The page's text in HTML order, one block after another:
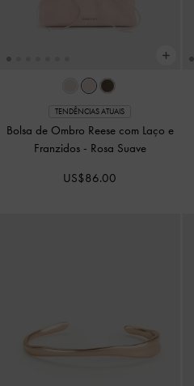
TENDÊNCIAS ATUAIS
Bolsa de Ombro Reese com Laço e
Franzidos - Rosa Suave
US$86.00